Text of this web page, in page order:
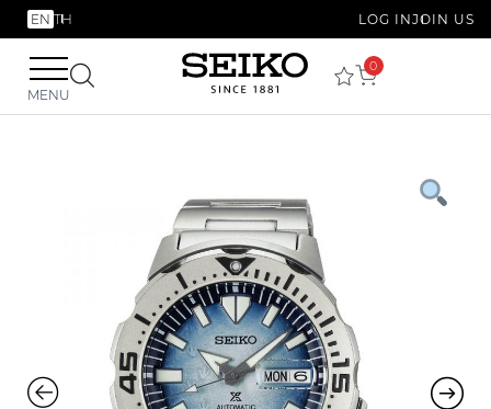
EN TH LOG INJOIN US
MENU
0